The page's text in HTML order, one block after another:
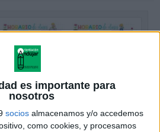
es importante para
nosotros
socios almacenamos y/o accedemos
como cookies, y procesamos